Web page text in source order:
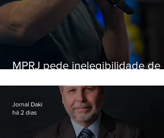
MPRJ pede inelegibilidade de
Jornal Daki
há 2 dias